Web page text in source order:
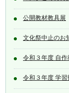
公開教材教具展
文化祭中止のお
令和３年度 自作
令和３年度 学習